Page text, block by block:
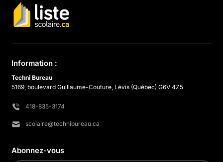
Information :
Techni Bureau
5169, boulevard Guillaume-Couture, Lévis (Québec) G6V 4Z5
418-835-3174
scolaire@technibureau.ca
Abonnez-vous